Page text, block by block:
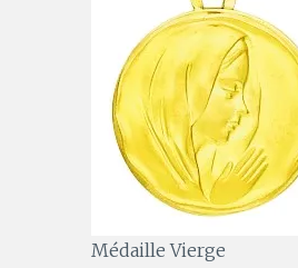
Médaille Vierge